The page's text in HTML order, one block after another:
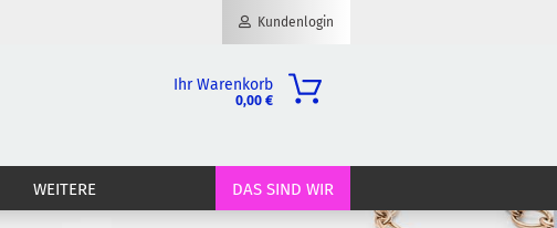
Kundenlogin
Ihr Warenkorb
0,00 €
DAS SIND WIR
WEITERE